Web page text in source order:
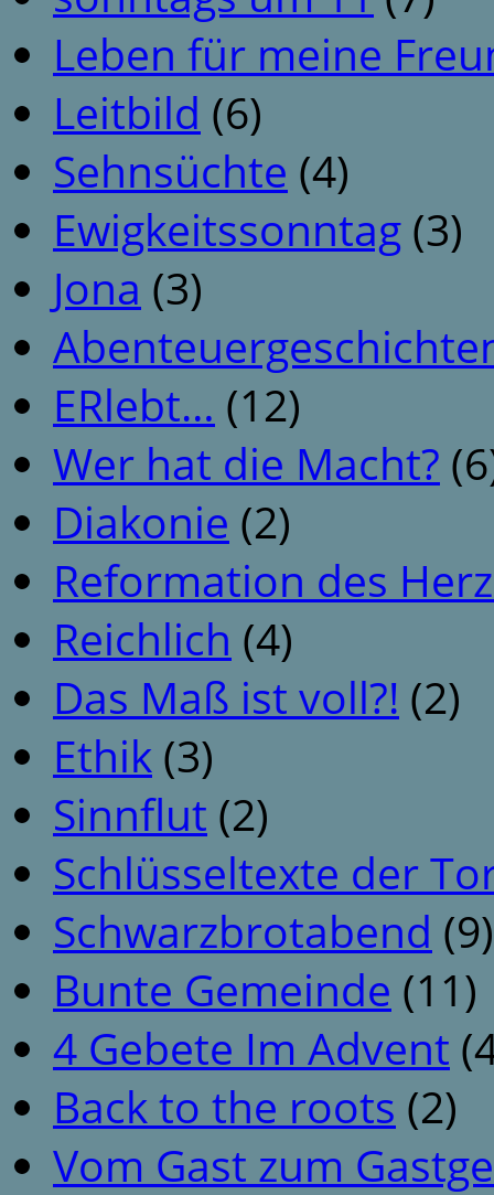
Leben für meine
Leitbild (6)
Sehnsüchte (4)
Ewigkeitssonntag (3)
Jona (3)
ERlebt… (12)
Wer hat die Macht?
Diakonie (2)
Reformation des
Reichlich (4)
Das Maß ist voll?! (2)
Ethik (3)
Sinnflut (2)
Schlüsseltexte der
Schwarzbrotabend (9)
Bunte Gemeinde (11)
4 Gebete Im Advent
Back to the roots (2)
Vom Gast zum